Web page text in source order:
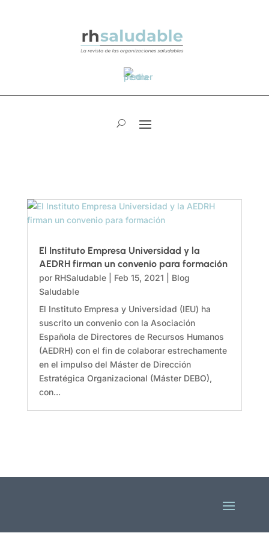
El Instituto Empresa Universidad y la
AEDRH firman un convenio para formación
por RHSaludable| Feb 15, 2021
Blog
Saludable
El Instituto Empresa y Universidad (IEU) ha
suscrito un convenio con la Asociación
Española de Directores de Recursos Humanos
(AEDRH) con el fin de colaborar estrechamente
en el impulso del Máster de Dirección
Estratégica Organizacional (Máster DEBO),
con...